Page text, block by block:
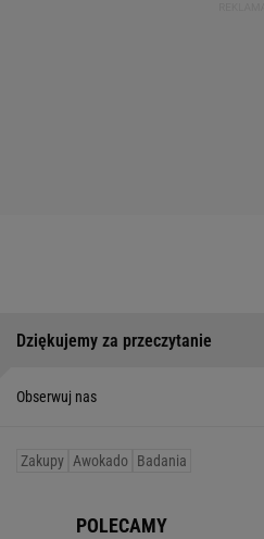
Dziękujemy za przeczytanie
Obserwuj nas
Zakupy Awokado Badania
POLECAMY